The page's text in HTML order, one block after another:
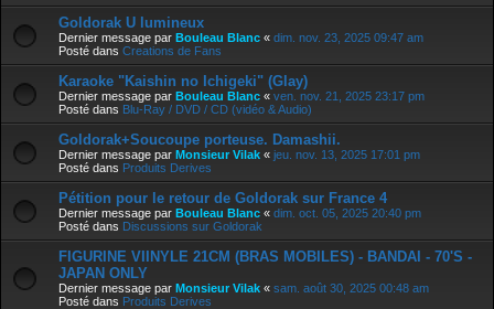
Goldorak U lumineux
Dernier message par Bouleau Blanc « dim. nov. 23, 2025 09:47 am
Posté dans Creations de Fans
Karaoke "Kaishin no Ichigeki" (Glay)
Dernier message par Bouleau Blanc « ven. nov. 21, 2025 23:17 pm
Posté dans Blu-Ray / DVD / CD (vidéo & Audio)
Goldorak+Soucoupe porteuse. Damashii.
Dernier message par Monsieur Vilak « jeu. nov. 13, 2025 17:01 pm
Posté dans Produits Derives
Pétition pour le retour de Goldorak sur France 4
Dernier message par Bouleau Blanc « dim. oct. 05, 2025 20:40 pm
Posté dans Discussions sur Goldorak
FIGURINE VIINYLE 21CM (BRAS MOBILES) - BANDAI - 70'S -
JAPAN ONLY
Dernier message par Monsieur Vilak « sam. août 30, 2025 00:48 am
Posté dans Produits Derives